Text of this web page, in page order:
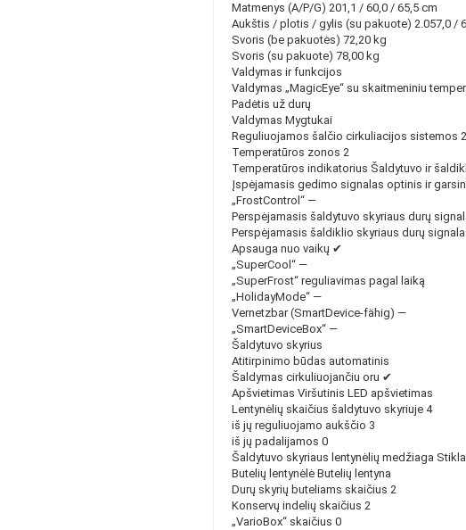
Matmenys (A/P/G) 201,1 / 60,0 / 65,5 cm
Aukštis / plotis / gylis (su pakuote) 2.057,0 /
Svoris (be pakuotės) 72,20 kg
Svoris (su pakuote) 78,00 kg
Valdymas ir funkcijos
Valdymas „MagicEye“ su skaitmeniniu
Padėtis už durų
Valdymas Mygtukai
Reguliuojamos šalčio cirkuliacijos sistemos 2
Temperatūros zonos 2
Temperatūros indikatorius Šaldytuvo ir
Įspėjamasis gedimo signalas optinis ir
„FrostControl“ —
Perspėjamasis šaldytuvo skyriaus durų
Perspėjamasis šaldiklio skyriaus durų
Apsauga nuo vaikų ✔
„SuperCool“ —
„SuperFrost“ reguliavimas pagal laiką
„HolidayMode“ —
Vernetzbar (SmartDevice-fähig) —
„SmartDeviceBox“ —
Šaldytuvo skyrius
Atitirpinimo būdas automatinis
Šaldymas cirkuliuojančiu oru ✔
Apšvietimas Viršutinis LED apšvietimas
Lentynėlių skaičius šaldytuvo skyriuje 4
iš jų reguliuojamo aukščio 3
iš jų padalijamos 0
Šaldytuvo skyriaus lentynėlių medžiaga
Butelių lentynėlė Butelių lentyna
Durų skyrių buteliams skaičius 2
Konservų indelių skaičius 2
„VarioBox“ skaičius 0